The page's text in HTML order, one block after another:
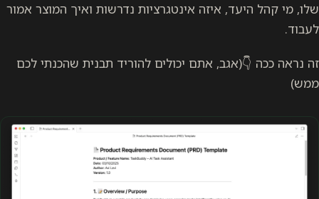
שלו, מי קהל היעד, איזה אינטגרציות נדרשות ואיך המוצר אמור
לעבוד.
זה נראה ככה 👇(אגב, אתם יכולים להוריד תבנית שהכנתי לכם
ממש)